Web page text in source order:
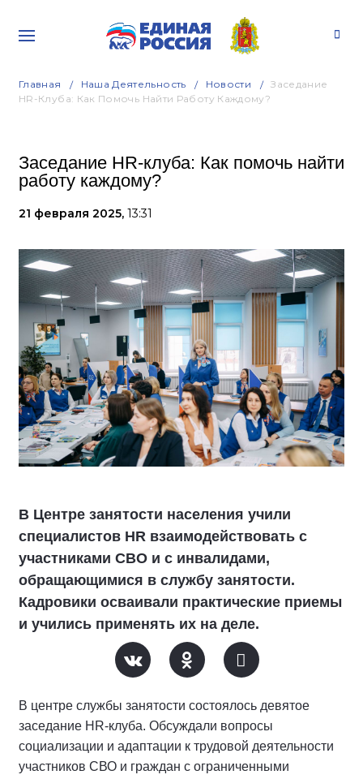
Главная Наша Деятельность Новости
Заседание
HR-Клуба: Как Помочь Найти Работу Каждому?
Заседание HR-клуба: Как помочь найти
работу каждому?
21 февраля 2025, 13:31
В Центре занятости населения учили
специалистов HR взаимодействовать с
участниками СВО и с инвалидами,
обращающимися в службу занятости.
Кадровики осваивали практические приемы
и учились применять их на деле.
В центре службы занятости состоялось девятое
заседание HR-клуба. Обсуждали вопросы
социализации и адаптации к трудовой деятельности
участников СВО и граждан с ограниченными